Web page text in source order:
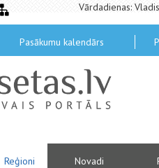
Vārdadienas:
Pasākumu kalendārs
Reģioni Novadi